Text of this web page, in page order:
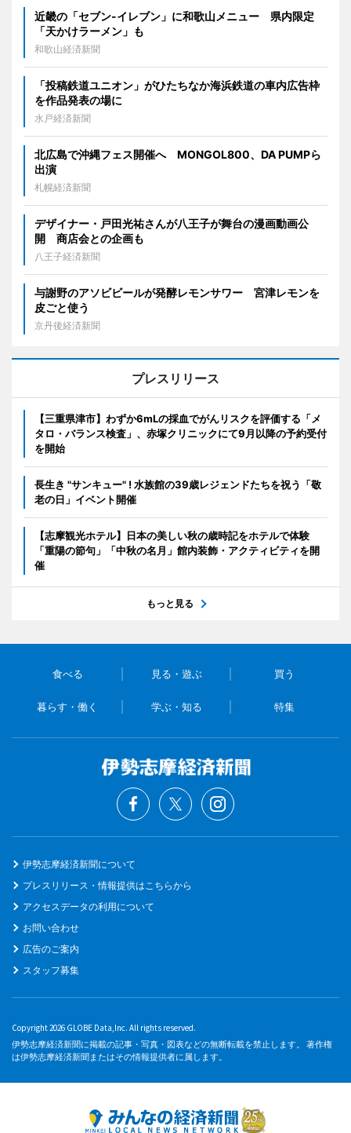
近畿の「セブン-イレブン」に和歌山メニュー 県内限定
「天かけラーメン」も
和歌山経済新聞
「投稿鉄道ユニオン」がひたちなか海浜鉄道の車内広告枠
を作品発表の場に
水戸経済新聞
北広島で沖縄フェス開催へ MONGOL800、DA PUMPら
出演
札幌経済新聞
デザイナー・戸田光祐さんが八王子が舞台の漫画動画公
開 商店会との企画も
八王子経済新聞
与謝野のアソビビールが発酵レモンサワー 宮津レモンを
皮ごと使う
京丹後経済新聞
プレスリリース
【三重県津市】わずか6mLの採血でがんリスクを評価する「メ
タロ・バランス検査」、赤塚クリニックにて9月以降の予約受付
を開始
長生き "サンキュー" ! 水族館の39歳レジェンドたちを祝う「敬
老の日」イベント開催
【志摩観光ホテル】日本の美しい秋の歳時記をホテルで体験
「重陽の節句」「中秋の名月」館内装飾・アクティビティを開
催
もっと見る
食べる 見る・遊ぶ 買う
暮らす・働く 学ぶ・知る 特集
伊勢志摩経済新聞について
プレスリリース・情報提供はこちらから
アクセスデータの利用について
お問い合わせ
広告のご案内
スタッフ募集
Copyright 2026 GLOBE Data,Inc. All rights reserved.
伊勢志摩経済新聞に掲載の記事・写真・図表などの無断転載を禁止します。 著作権
は伊勢志摩経済新聞またはその情報提供者に属します。